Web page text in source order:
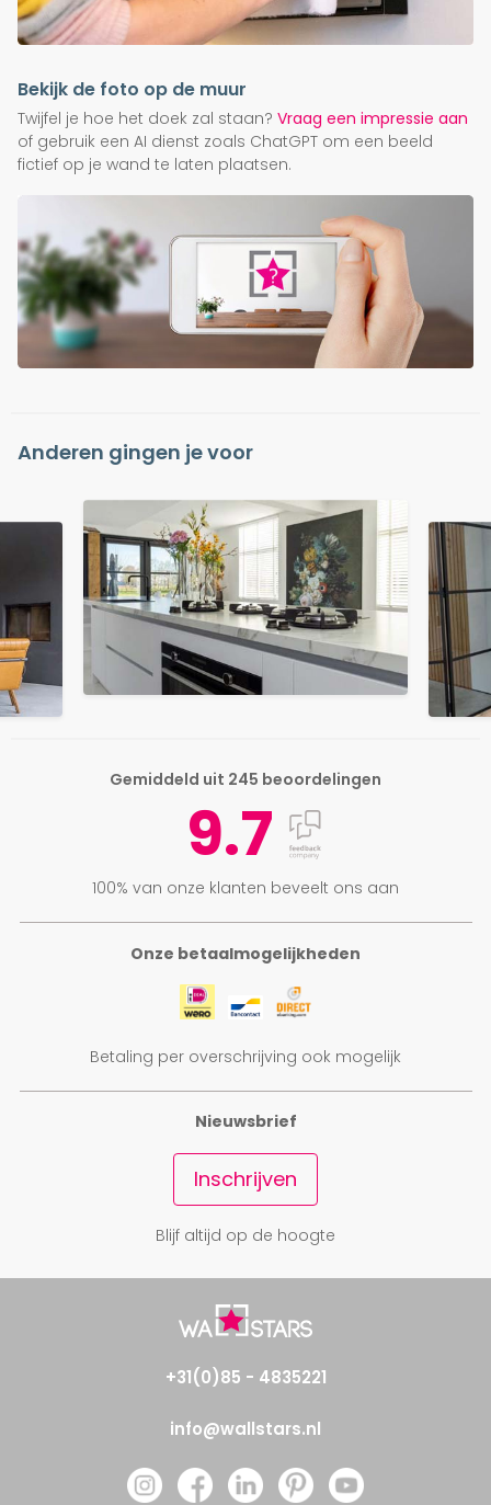
Bekijk de foto op de muur
Twijfel je hoe het doek zal staan? Vraag een impressie aan
of gebruik een AI dienst zoals ChatGPT om een beeld
fictief op je wand te laten plaatsen.
Anderen gingen je voor
Onze betaalmogelijkheden
Betaling per overschrijving ook mogelijk
Gemiddeld uit 245 beoordelingen
9.7
100% van onze klanten beveelt ons aan
Nieuwsbrief
Inschrijven
Blijf altijd op de hoogte
+31(0)85 - 4835221
info@wallstars.nl